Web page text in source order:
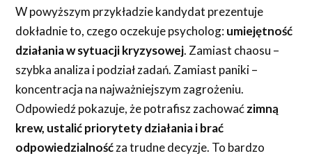
W powyższym przykładzie kandydat prezentuje
dokładnie to, czego oczekuje psycholog:umiejętność
działania w sytuacji kryzysowej. Zamiast chaosu –
szybka analiza i podział zadań. Zamiast paniki –
koncentracja na najważniejszym zagrożeniu.
Odpowiedź pokazuje, że potrafisz zachowaćzimną
krew, ustalić priorytety działania i brać
odpowiedzialnośćza trudne decyzje. To bardzo